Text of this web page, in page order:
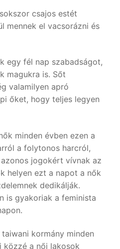
csajos estét
mennek el vacsorázni és
egy fél nap szabadságot,
magukra is. Sőt
valamilyen apró
őket, hogy teljes legyen
minden évben ezen a
a folytonos harcról,
jogokért vívnak az
helyen ezt a napot a nők
dedikálják.
is gyakoriak a feminista
taiwani kormány minden
közzé a női lakosok